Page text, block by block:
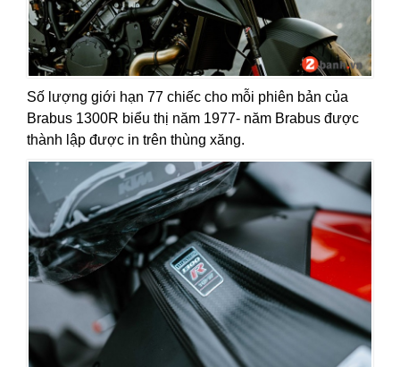
Số lượng giới hạn 77 chiếc cho mỗi phiên bản của
Brabus 1300R biểu thị năm 1977- năm Brabus được
thành lập được in trên thùng xăng.